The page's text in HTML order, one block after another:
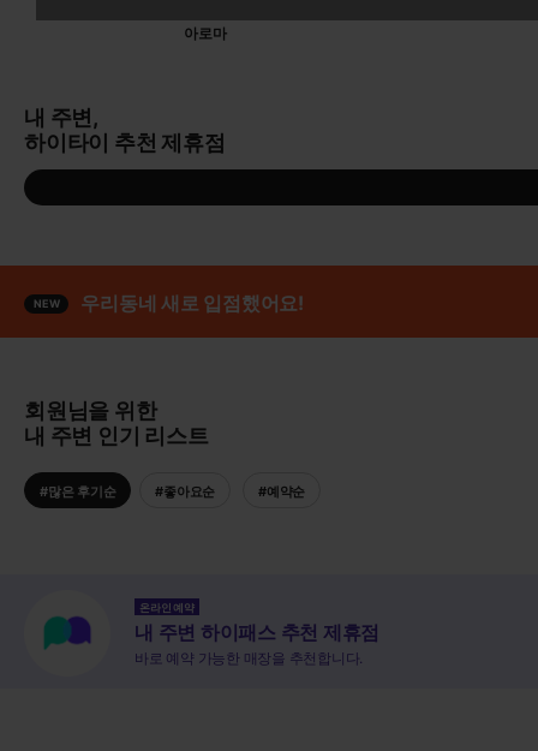
아로마
내 주변,
하이타이 추천 제휴점
우리동네 새로 입점했어요!
회원님을 위한
내 주변 인기 리스트
#많은 후기순 #좋아요순 #예약순
온라인 예약
내 주변 하이패스 추천 제휴점
바로 예약 가능한 매장을 추천합니다.